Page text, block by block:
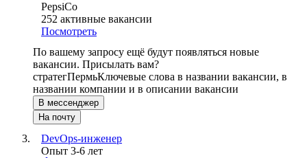
PepsiCo
252 активные вакансии
Посмотреть
По вашему запросу ещё будут появляться новые
вакансии. Присылать вам?
стратегПермьКлючевые слова в названии вакансии, в
названии компании и в описании вакансии
В мессенджер
На почту
DevOps-инженер
Опыт 3-6 лет